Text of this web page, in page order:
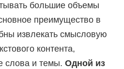
большие объемы
преимущество в
извлекать смысловую
контента,
слова и темы. Одной из